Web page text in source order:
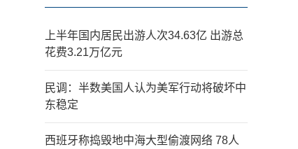
上半年国内居民出游人次34.63亿 出游总
花费3.21万亿元
民调：半数美国人认为美军行动将破坏中
东稳定
西班牙称捣毁地中海大型偷渡网络 78人